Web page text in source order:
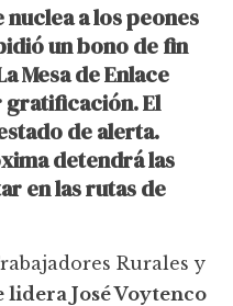
nuclea a los peones
un bono de fin
Mesa de Enlace
gratificación. El
de alerta.
detendrá las
en las rutas de
Rurales y
lidera José Voytenco